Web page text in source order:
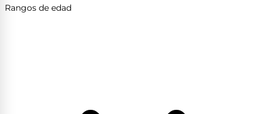
Rangos de edad